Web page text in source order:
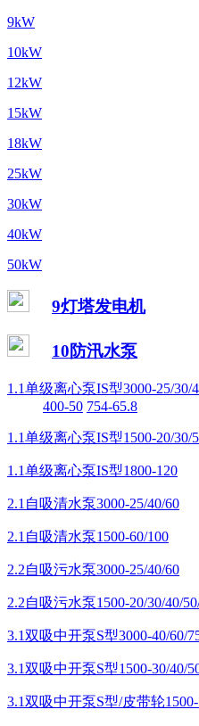
9kW
10kW
12kW
15kW
18kW
25kW
30kW
40kW
50kW
9灯塔发电机
10防汛水泵
1.1单级离心泵IS型3000-25/30/
400-50 754-65.8
1.1单级离心泵IS型1500-20/30/
1.1单级离心泵IS型1800-120
2.1自吸清水泵3000-25/40/60
2.1自吸清水泵1500-60/100
2.2自吸污水泵3000-25/40/60
2.2自吸污水泵1500-20/30/40/
3.1双吸中开泵S型3000-40/60/
3.1双吸中开泵S型1500-30/40/
3.1双吸中开泵S型/皮带轮1500-